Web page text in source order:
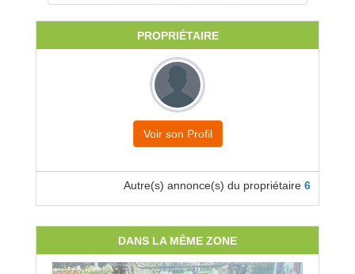
PROPRIÉTAIRE
Voir son Profil
Autre(s) annonce(s) du propriétaire 6
DANS LA MÊME ZONE